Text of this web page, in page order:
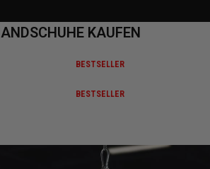
KAUFEN
BESTSELLER
BESTSELLER